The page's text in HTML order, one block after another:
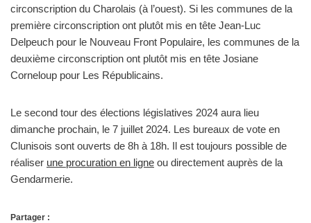
circonscription du Charolais (à l’ouest). Si les communes de la
première circonscription ont plutôt mis en tête Jean-Luc
Delpeuch pour le Nouveau Front Populaire, les communes de la
deuxième circonscription ont plutôt mis en tête Josiane
Corneloup pour Les Républicains.
Le second tour des élections législatives 2024 aura lieu
dimanche prochain, le 7 juillet 2024. Les bureaux de vote en
Clunisois sont ouverts de 8h à 18h. Il est toujours possible de
réaliser une procuration en ligne ou directement auprès de la
Gendarmerie.
Partager :